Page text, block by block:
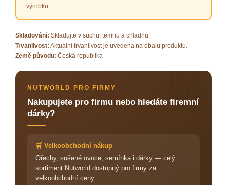
výrobků.
Skladování: Skladujte v suchu, temnu a chladnu.
Trvanlivost: Aktuální trvanlivost je uvedena na obalu produktu.
Země původu: Česká republika
🏢
NUTWORLD PRO FIRMY
Nakupujete pro firmu nebo hledáte firemní
dárky?
🛒 Velkoobchodní nákup
Ořechy, sušené ovoce, semínka i dárky — celý
sortiment Nutworld dostupný pro firmy za
velkoobchodní ceny.